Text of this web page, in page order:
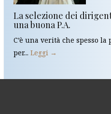
La selezione dei
una buona P.A.
C’è una verità che spesso
per... Leggi →